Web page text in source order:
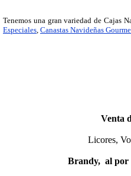
Tenemos una gran variedad de Cajas
Especiales Canastas Navideñas
Venta
Licores,
Brandy, al por